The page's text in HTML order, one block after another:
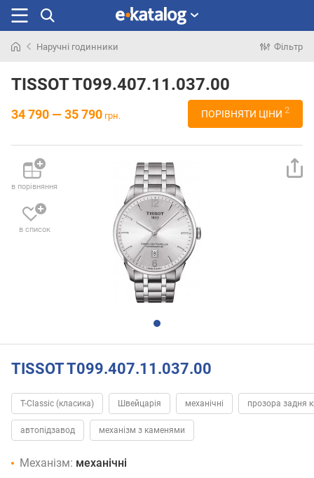
раніше
Наручні годинники Фільтр
TISSOT T099.407.11.037.00
34 790 — 35 790 грн. ПОРІВНЯТИ ЦІНИ 2
в порівняння
в список
TISSOT T099.407.11.037.00
T-Classic (класика) Швейцарія механічні прозора задня
автопідзавод механізм з каменями
Механізм: механічні